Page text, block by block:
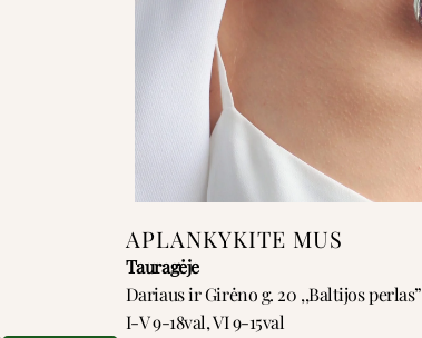
APLANKYKITE MUS
Tauragėje
Dariaus ir Girėno g. 20 ,,Baltijos perlas”
I-V 9-18val, VI 9-15val